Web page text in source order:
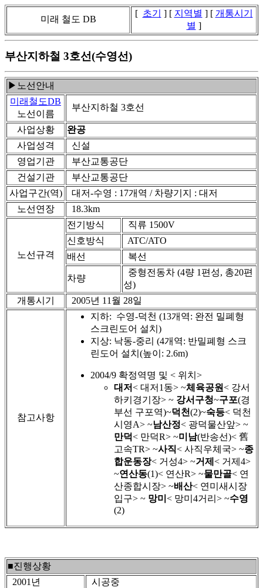
미래 철도 DB
[ 초기 ] [ 지역별 ] [ 개통시기
별 ]
부산지하철 3호선(수영선)
▶노선안내
미래철도DB
노선이름
부산지하철 3호선
사업상황
완공
사업성격
신설
영업기관
부산교통공단
건설기관
부산교통공단
사업구간(역)
대저-수영 : 17개역 / 차량기지 : 대저
노선연장
18.3km
노선규격
전기방식
직류 1500V
신호방식
ATC/ATO
배선
복선
차량
중형전동차 (4량 1편성, 총20편
성)
개통시기
2005년 11월 28일
참고사항
지하: 수영-덕천 (13개역: 완전 밀폐형
스크린도어 설치)
지상: 낙동-중리 (4개역: 반밀폐형 스크
린도어 설치(높이: 2.6m)
2004/9 확정역명 및 < 위치>
대저< 대저1동> ~체육공원< 강서
하키경기장> ~ 강서구청~구포(경
부선 구포역)~덕천(2)~숙등< 덕천
시영A> ~남산정< 광덕물산앞> ~
만덕< 만덕R> ~미남(반송선)< 舊
고속TR> ~사직< 사직우체국> ~종
합운동장< 거성4> ~거제 < 거제4>
~연산동(1)< 연산R> ~물만골< 연
산종합시장> ~배산< 연미새시장
입구> ~ 망미 < 망미4거리> ~수영
(2)
■진행상황
2001년
시공중